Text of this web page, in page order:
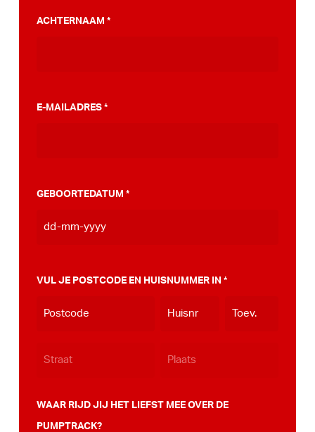
ACHTERNAAM *
E-MAILADRES *
GEBOORTEDATUM *
MM
JJJJ
VUL JE POSTCODE EN HUISNUMMER IN *
WAAR RIJD JIJ HET LIEFST MEE OVER DE
PUMPTRACK?